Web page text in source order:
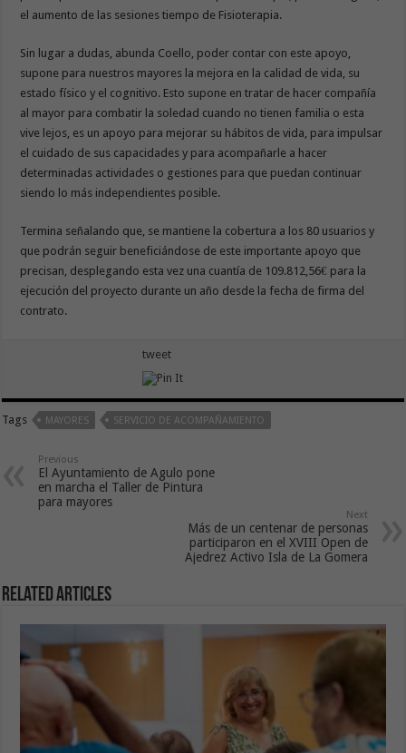
el aumento de las sesiones tiempo de Fisioterapia.
Sin lugar a dudas, abunda Coello, poder contar con este apoyo,
supone para nuestros mayores la mejora en la calidad de vida, su
estado físico y el cognitivo. Esto supone en tratar de hacer compañía
al mayor para combatir la soledad cuando no tienen familia o esta
vive lejos, es un apoyo para mejorar su hábitos de vida, para impulsar
el cuidado de sus capacidades y para acompañarle a hacer
determinadas actividades o gestiones para que puedan continuar
siendo lo más independientes posible.
Termina señalando que, se mantiene la cobertura a los 80 usuarios y
que podrán seguir beneficiándose de este importante apoyo que
precisan, desplegando esta vez una cuantía de 109.812,56€ para la
ejecución del proyecto durante un año desde la fecha de firma del
contrato.
tweet
Tags MAYORES SERVICIO DE ACOMPAÑAMIENTO
Previous
El Ayuntamiento de Agulo pone
en marcha el Taller de Pintura
para mayores
Next
Más de un centenar de personas
participaron en el XVIII Open de
Ajedrez Activo Isla de La Gomera
Related Articles